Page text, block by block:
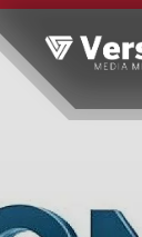
Skip
to
content